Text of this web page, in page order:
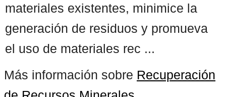
materiales existentes, minimice la
generación de residuos y promueva
el uso de materiales rec ...
Más información sobre Recuperación